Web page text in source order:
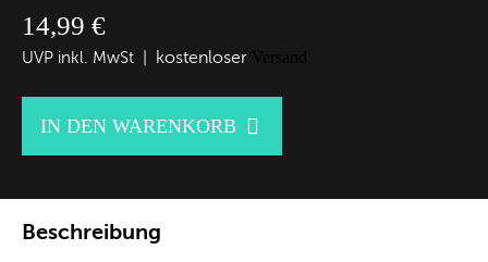
14,99 €
UVP inkl. MwSt | kostenloser
IN DEN WARENKORB 
Beschreibung